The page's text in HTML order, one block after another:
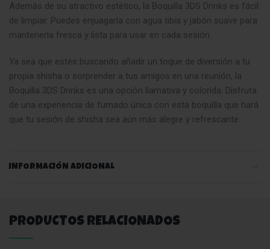
Además de su atractivo estético, la Boquilla 3DS Drinks es fácil
de limpiar. Puedes enjuagarla con agua tibia y jabón suave para
mantenerla fresca y lista para usar en cada sesión.
Ya sea que estés buscando añadir un toque de diversión a tu
propia shisha o sorprender a tus amigos en una reunión, la
Boquilla 3DS Drinks es una opción llamativa y colorida. Disfruta
de una experiencia de fumado única con esta boquilla que hará
que tu sesión de shisha sea aún más alegre y refrescante.
INFORMACIÓN ADICIONAL
PRODUCTOS RELACIONADOS